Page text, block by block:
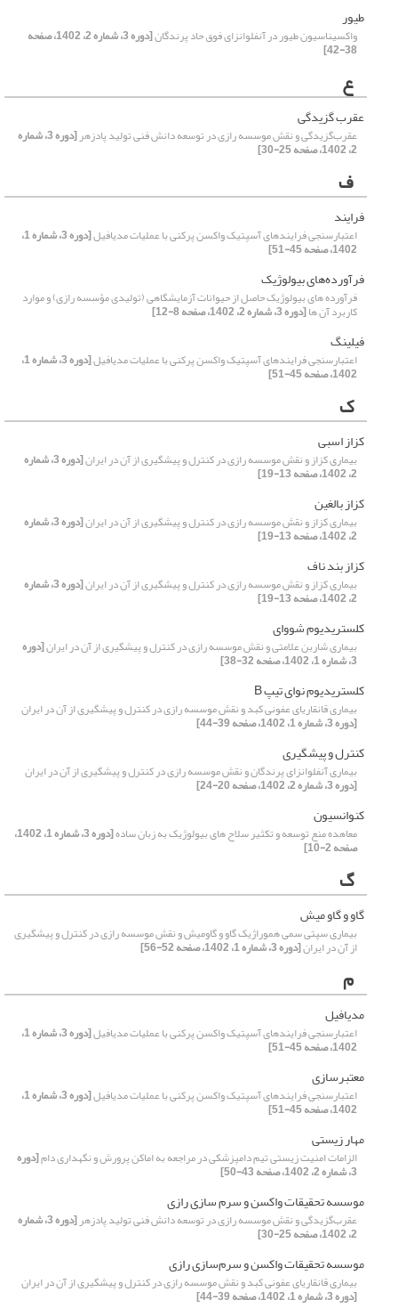
طیور
واکسیناسیون طیور در آنفلوانزای فوق حاد پرندگان [دوره 3، شماره 2، 1402، صفحه
38-42]
ع
عقرب گزیدگی
عقرب‌گزیدگی و نقش موسسه رازی در توسعه دانش فنی تولید پادزهر [دوره 3، شماره
2، 1402، صفحه 25-30]
ف
فرایند
اعتبارسنجی فرایندهای آسپتیک واکسن پرکنی با عملیات مدیافیل [دوره 3، شماره 1،
1402، صفحه 45-51]
فرآورده‌های بیولوژیک
فرآورده های بیولوژیک حاصل از حیوانات آزمایشگاهی (تولیدی مؤسسه رازی) و موارد
کاربرد آن ها[دوره 3، شماره 2، 1402، صفحه 8-12]
فیلینگ
اعتبارسنجی فرایندهای آسپتیک واکسن پرکنی با عملیات مدیافیل [دوره 3، شماره 1،
1402، صفحه 45-51]
ک
کزاز اسبی
بیماری کزاز و نقش موسسه رازی در کنترل و پیشگیری از آن در ایران [دوره 3، شماره
2، 1402، صفحه 13-19]
کزاز بالغین
بیماری کزاز و نقش موسسه رازی در کنترل و پیشگیری از آن در ایران [دوره 3، شماره
2، 1402، صفحه 13-19]
کزاز بند ناف
بیماری کزاز و نقش موسسه رازی در کنترل و پیشگیری از آن در ایران [دوره 3، شماره
2، 1402، صفحه 13-19]
کلستریدیوم شووای
بیماری شاربن علامتی و نقش موسسه رازی در کنترل و پیشگیری از آن در ایران[دوره
3، شماره 1، 1402، صفحه 32-38]
کلستریدیوم نوای تیپ B
بیماری قانقاریای عفونی کبد و نقش موسسه رازی در کنترل و پیشگیری از آن در ایران
[دوره 3، شماره 1، 1402، صفحه 39-44]
کنترل و پیشگیری
بیماری آنفلوانزای پرندگان و نقش موسسه رازی در کنترل و پیشگیری از آن در ایران
[دوره 3، شماره 2، 1402، صفحه 20-24]
کنوانسیون
معاهده منع توسعه و تکثیر سلاح های بیولوژیک به زبان ساده [دوره 3، شماره 1، 1402،
صفحه 2-10]
گ
گاو و گاو میش
بیماری سپتی سمی هموراژیک گاو و گاومیش و نقش موسسه رازی در کنترل و پیشگیری
از آن در ایران[دوره 3، شماره 1، 1402، صفحه 52-56]
م
مدیافیل
اعتبارسنجی فرایندهای آسپتیک واکسن پرکنی با عملیات مدیافیل [دوره 3، شماره 1،
1402، صفحه 45-51]
معتبرسازی
اعتبارسنجی فرایندهای آسپتیک واکسن پرکنی با عملیات مدیافیل [دوره 3، شماره 1،
1402، صفحه 45-51]
مهار زیستی
الزامات امنیت زیستی تیم دامپزشکی در مراجعه به اماکن پرورش و نگهداری دام[دوره
3، شماره 2، 1402، صفحه 43-50]
موسسه تحقیقات واکسن و سرم سازی رازی
عقرب‌گزیدگی و نقش موسسه رازی در توسعه دانش فنی تولید پادزهر [دوره 3، شماره
2، 1402، صفحه 25-30]
موسسه تحقیقات واکسن و سرم‌سازی رازی
بیماری قانقاریای عفونی کبد و نقش موسسه رازی در کنترل و پیشگیری از آن در ایران
[دوره 3، شماره 1، 1402، صفحه 39-44]